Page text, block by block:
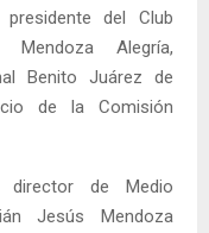
del Club
Alegría,
Benito Juárez de
de la Comisión
director de Medio
Jesús Mendoza